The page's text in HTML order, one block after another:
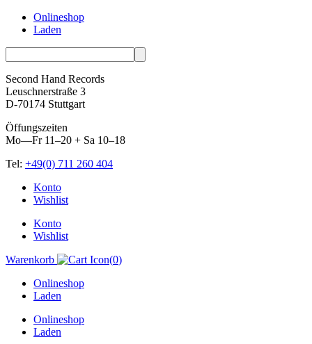
Onlineshop
Laden
Second Hand Records
Leuschnerstraße 3
D-70174 Stuttgart
Öffungszeiten
Mo—Fr 11–20 + Sa 10–18
Tel: +49(0) 711 260 404
Skip
Konto
Wishlist
Konto
Wishlist
Warenkorb
(0)
Onlineshop
Laden
Onlineshop
Laden